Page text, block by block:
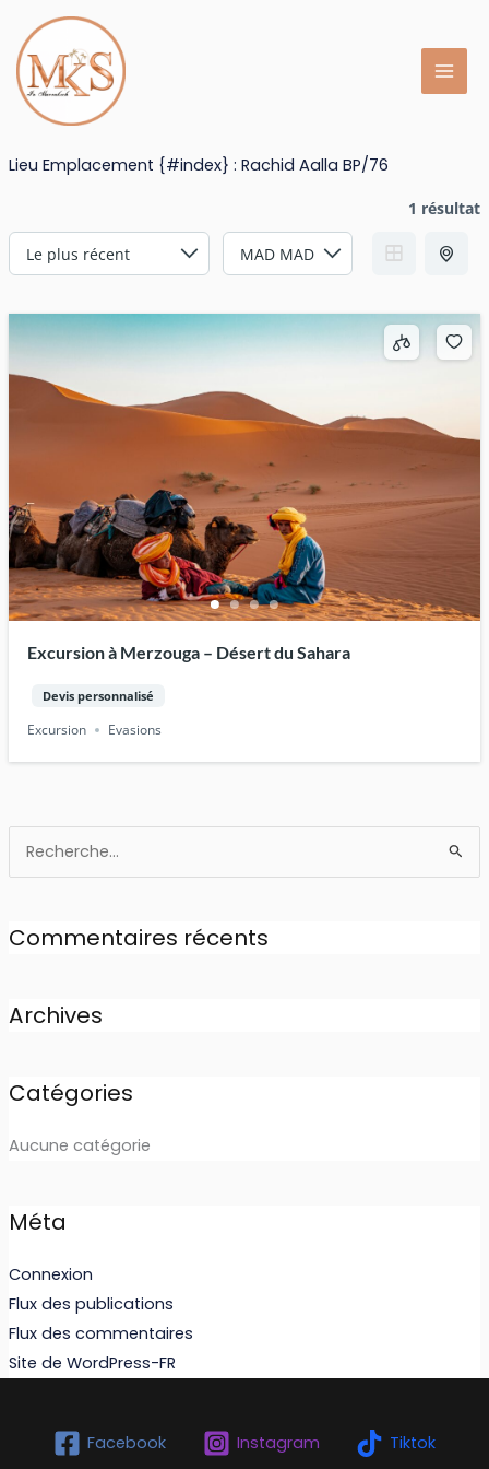
contenu
Lieu Emplacement {#index} : Rachid Aalla BP/76
1 résultat
Excursion à Merzouga – Désert du Sahara
Devis personnalisé
Excursion Evasions
Rechercher :
Commentaires récents
Archives
Catégories
Aucune catégorie
Méta
Connexion
Flux des publications
Flux des commentaires
Site de WordPress-FR
Facebook Instagram Tiktok